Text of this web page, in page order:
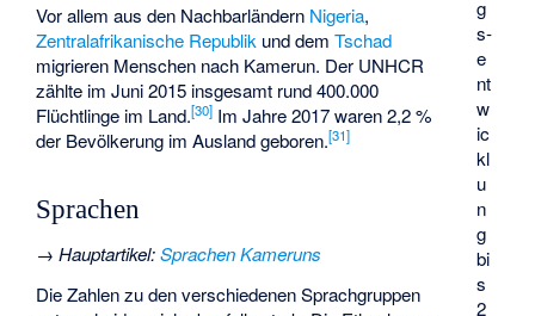
g
s­
e
nt
w
ic
kl
u
n
g
bi
s
2
Vor allem aus den Nachbarländern Nigeria,
Zentralafrikanische Republik und demTschad
migrieren Menschen nach Kamerun. Der UNHCR
zählte im Juni 2015 insgesamt rund 400.000
Flüchtlinge im Land.[30] Im Jahre 2017 waren 2,2 %
der Bevölkerung im Ausland geboren.[31]
Sprachen
→Hauptartikel:Sprachen Kameruns
Die Zahlen zu den verschiedenen Sprachgruppen